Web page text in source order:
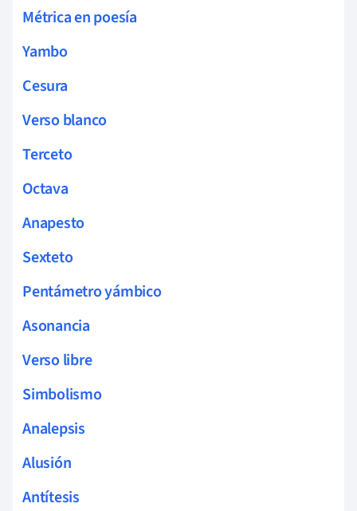
Métrica en poesía
Yambo
Cesura
Verso blanco
Terceto
Octava
Anapesto
Sexteto
Pentámetro yámbico
Asonancia
Verso libre
Simbolismo
Analepsis
Alusión
Antítesis